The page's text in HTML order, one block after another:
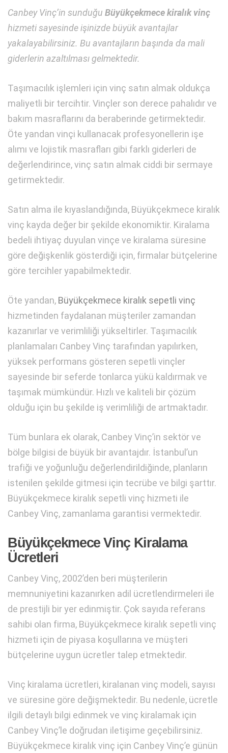
Canbey Vinç’in sunduğu Büyükçekmece kiralık vinç
hizmeti sayesinde işinizde büyük avantajlar
yakalayabilirsiniz. Bu avantajların başında da mali
giderlerin azaltılması gelmektedir.
Taşımacılık işlemleri için vinç satın almak oldukça
maliyetli bir tercihtir. Vinçler son derece pahalıdır ve
bakım masraflarını da beraberinde getirmektedir.
Öte yandan vinçi kullanacak profesyonellerin işe
alımı ve lojistik masrafları gibi farklı giderleri de
değerlendirince, vinç satın almak ciddi bir sermaye
getirmektedir.
Satın alma ile kıyaslandığında, Büyükçekmece kiralık
vinç kayda değer bir şekilde ekonomiktir. Kiralama
bedeli ihtiyaç duyulan vinçe ve kiralama süresine
göre değişkenlik gösterdiği için, firmalar bütçelerine
göre tercihler yapabilmektedir.
Öte yandan, Büyükçekmece kiralık sepetli vinç
hizmetinden faydalanan müşteriler zamandan
kazanırlar ve verimliliği yükseltirler. Taşımacılık
planlamaları Canbey Vinç tarafından yapılırken,
yüksek performans gösteren sepetli vinçler
sayesinde bir seferde tonlarca yükü kaldırmak ve
taşımak mümkündür. Hızlı ve kaliteli bir çözüm
olduğu için bu şekilde iş verimliliği de artmaktadır.
Tüm bunlara ek olarak, Canbey Vinç’in sektör ve
bölge bilgisi de büyük bir avantajdır. İstanbul’un
trafiği ve yoğunluğu değerlendirildiğinde, planların
istenilen şekilde gitmesi için tecrübe ve bilgi şarttır.
Büyükçekmece kiralık sepetli vinç hizmeti ile
Canbey Vinç, zamanlama garantisi vermektedir.
Büyükçekmece Vinç Kiralama
Ücretleri
Canbey Vinç, 2002’den beri müşterilerin
memnuniyetini kazanırken adil ücretlendirmeleri ile
de prestijli bir yer edinmiştir. Çok sayıda referans
sahibi olan firma, Büyükçekmece kiralık sepetli vinç
hizmeti için de piyasa koşullarına ve müşteri
bütçelerine uygun ücretler talep etmektedir.
Vinç kiralama ücretleri, kiralanan vinç modeli, sayısı
ve süresine göre değişmektedir. Bu nedenle, ücretle
ilgili detaylı bilgi edinmek ve vinç kiralamak için
Canbey Vinç’le doğrudan iletişime geçebilirsiniz.
Büyükçekmece kiralık vinç için Canbey Vinç’e günün